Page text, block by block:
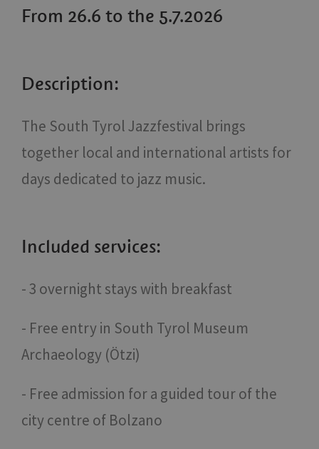
From 26.6 to the 5.7.2026
Description:
The South Tyrol Jazzfestival brings
together local and international artists for
days dedicated to jazz music.
Included services:
- 3 overnight stays with breakfast
- Free entry in South Tyrol Museum
Archaeology (Ötzi)
- Free admission for a guided tour of the
city centre of Bolzano